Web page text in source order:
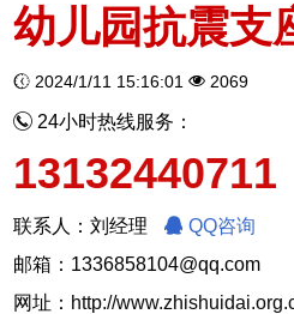
幼儿园抗震支
2024/1/11 15:16:01 2069
24小时热线服务：
13132440711
联系人：刘经理
QQ咨询
邮箱：1336858104@qq.com
网址： http://